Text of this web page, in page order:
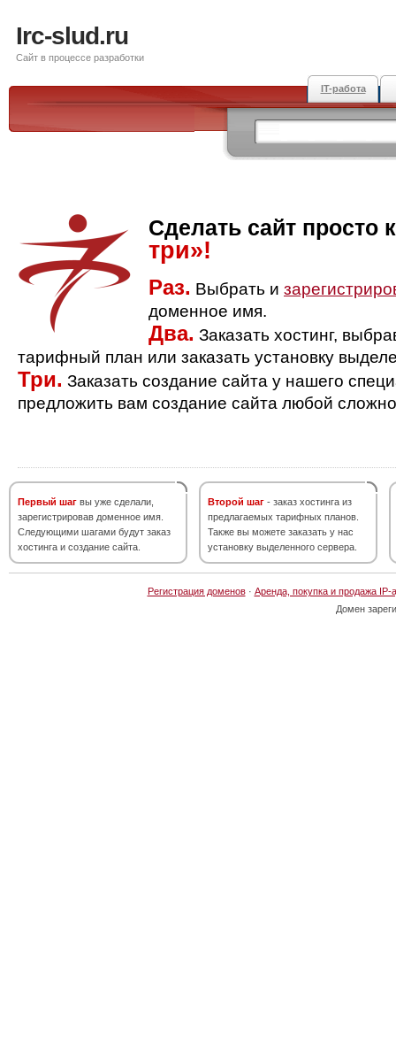
Irc-slud.ru
Сайт в процессе разработки
IT-работа
Сделать сайт просто
три»!
Раз. Выбрать и
доменное имя.
Два. Заказать хостинг,
тарифный план или заказать установку
Три. Заказать создание сайта у нашего
предложить вам создание сайта любой
Первый шаг вы уже сделали,
зарегистрировав доменное имя.
Следующими шагами будут заказ
хостинга и создание сайта.
Второй шаг - заказ хостинга из
предлагаемых тарифных планов.
Также вы можете заказать у нас
установку выделенного сервера.
Регистрация доменов· Аренда, покупка и продажа IP-
Домен